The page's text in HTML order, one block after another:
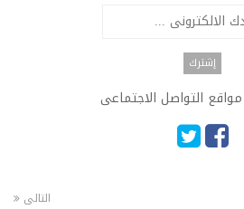
التواصل الاجتماعى
التالى